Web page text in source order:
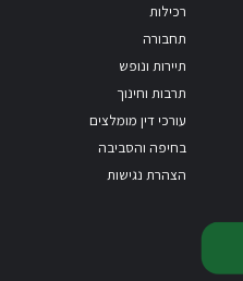
רכילות
תחבורה
תיירות ונופש
תרבות וחינוך
עורכי דין מומלצים
בחיפה והסביבה
הצהרת נגישות